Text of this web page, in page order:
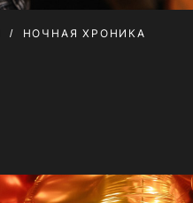
НОЧНАЯ ХРОНИКА